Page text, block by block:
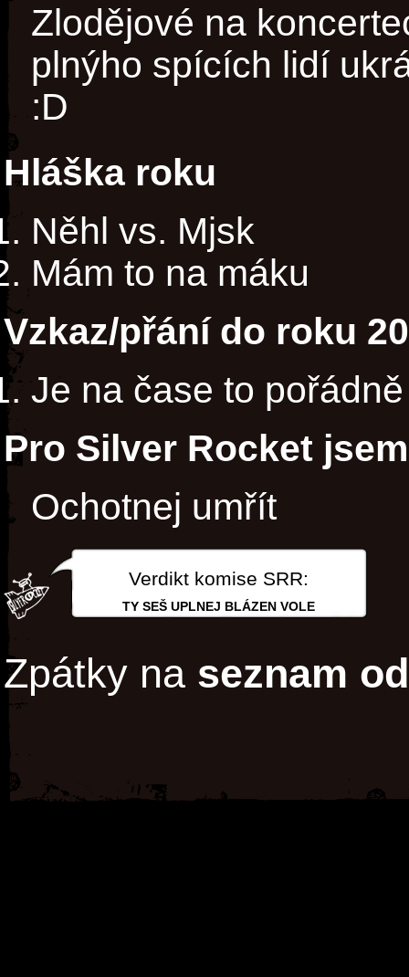
Zlodějové na
plnýho spících lidí
:D
Hláška roku
Něhl vs. Mjsk
Mám to na máku
Vzkaz/přání do roku
Je na čase to
Pro Silver Rocket jsem
Ochotnej umřít
Verdikt komise SRR:
TY SEŠ UPLNEJ BLÁZEN VOLE
Zpátky na seznam